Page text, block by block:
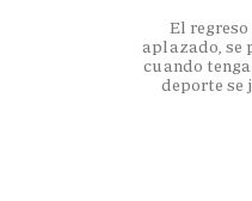
El
aplazado, se
cuando
deporte se